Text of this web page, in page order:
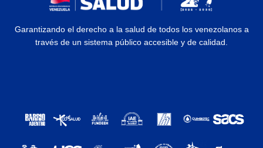
Garantizando el derecho a la salud de todos los venezolanos a
través de un sistema público accesible y de calidad.